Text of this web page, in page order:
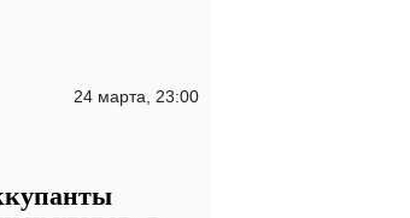
24 марта, 23:00